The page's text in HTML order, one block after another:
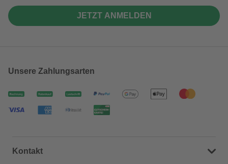
JETZT ANMELDEN
Unsere Zahlungsarten
Kontakt